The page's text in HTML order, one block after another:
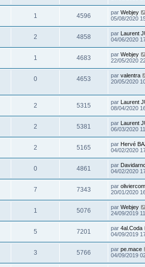
1 4596 par Webjey
05/08/2020
2 4858 par Laurent
04/06/2020
1 4683 par Webjey
22/05/2020
0 4653 par valentra
20/05/2020
2 5315 par Laurent
08/04/2020
2 5381 par Laurent
06/03/2020
2 5165 par Hervé
04/02/2020
0 4861 par
04/02/2020
7 7343 par
20/01/2020
1 5076 par Webjey
24/09/2019
5 7201 par 4al.Coda
04/09/2019
3 5766 par pe.mace
04/09/2019